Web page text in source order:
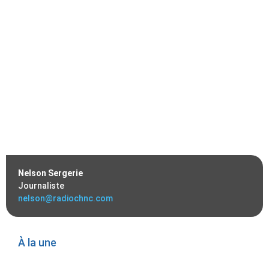
Nelson Sergerie
Journaliste
nelson@radiochnc.com
À la une